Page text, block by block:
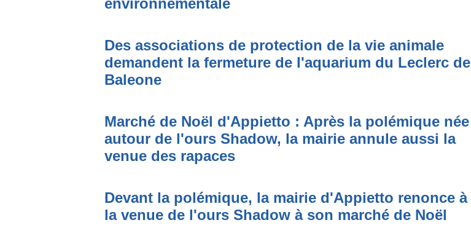
Des associations de protection de la vie animale
demandent la fermeture de l'aquarium du Leclerc de
Baleone
Marché de Noël d'Appietto : Après la polémique née
autour de l'ours Shadow, la mairie annule aussi la
venue des rapaces
Devant la polémique, la mairie d'Appietto renonce à
la venue de l'ours Shadow à son marché de Noël